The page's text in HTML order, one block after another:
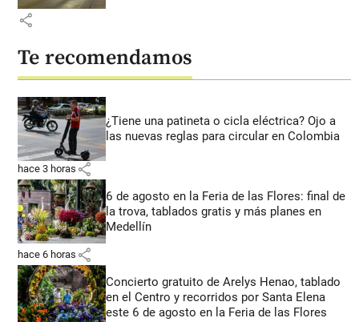
share
Te recomendamos
¿Tiene una patineta o cicla eléctrica? Ojo a
las nuevas reglas para circular en Colombia
hace 3 horas share
6 de agosto en la Feria de las Flores: final de
la trova, tablados gratis y más planes en
Medellín
hace 6 horas share
Concierto gratuito de Arelys Henao, tablado
en el Centro y recorridos por Santa Elena
este 6 de agosto en la Feria de las Flores